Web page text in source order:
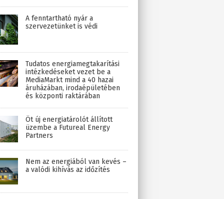
A fenntartható nyár a
szervezetünket is védi
Tudatos energiamegtakarítási
intézkedéseket vezet be a
MediaMarkt mind a 40 hazai
áruházában, irodaépületében
és központi raktárában
Öt új energiatárolót állított
üzembe a Futureal Energy
Partners
Nem az energiából van kevés –
a valódi kihívás az időzítés